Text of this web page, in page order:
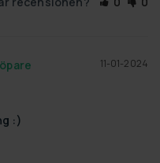
11-01-2024
:)